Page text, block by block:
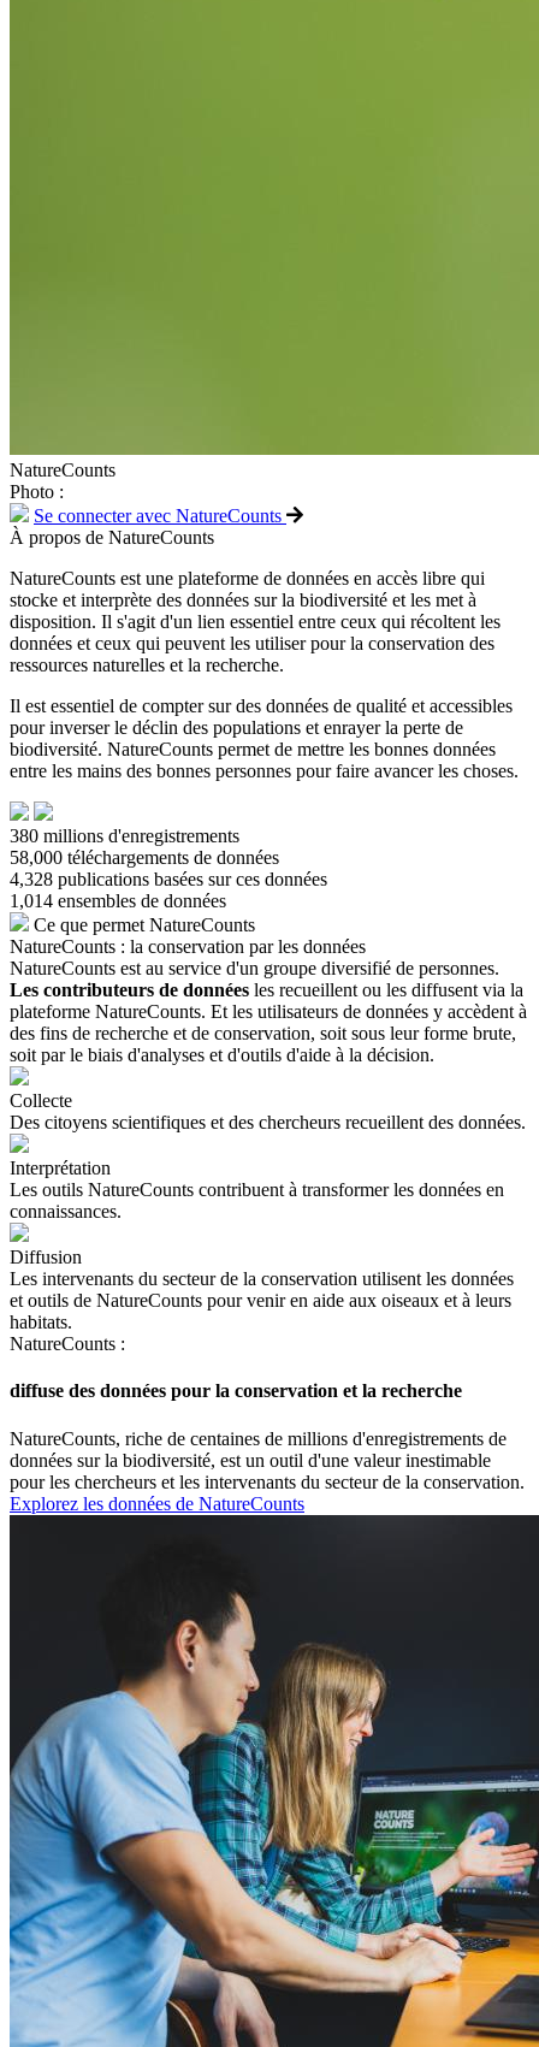
NatureCounts
Photo :
Se connecter avec NatureCounts
À propos de NatureCounts
NatureCounts est une plateforme de données en accès libre qui
stocke et interprète des données sur la biodiversité et les met à
disposition. Il s'agit d'un lien essentiel entre ceux qui récoltent les
données et ceux qui peuvent les utiliser pour la conservation des
ressources naturelles et la recherche.
Il est essentiel de compter sur des données de qualité et accessibles
pour inverser le déclin des populations et enrayer la perte de
biodiversité. NatureCounts permet de mettre les bonnes données
entre les mains des bonnes personnes pour faire avancer les choses.
380 millions d'enregistrements
58,000 téléchargements de données
4,328 publications basées sur ces données
1,014 ensembles de données
Ce que permet NatureCounts
NatureCounts : la conservation par les données
NatureCounts est au service d'un groupe diversifié de personnes.
Les contributeurs de données les recueillent ou les diffusent via la
plateforme NatureCounts. Et les utilisateurs de données y accèdent à
des fins de recherche et de conservation, soit sous leur forme brute,
soit par le biais d'analyses et d'outils d'aide à la décision.
Collecte
Des citoyens scientifiques et des chercheurs recueillent des données.
Interprétation
Les outils NatureCounts contribuent à transformer les données en
connaissances.
Diffusion
Les intervenants du secteur de la conservation utilisent les données
et outils de NatureCounts pour venir en aide aux oiseaux et à leurs
habitats.
NatureCounts :
diffuse des données pour la conservation et la recherche
NatureCounts, riche de centaines de millions d'enregistrements de
données sur la biodiversité, est un outil d'une valeur inestimable
pour les chercheurs et les intervenants du secteur de la conservation.
Explorez les données de NatureCounts